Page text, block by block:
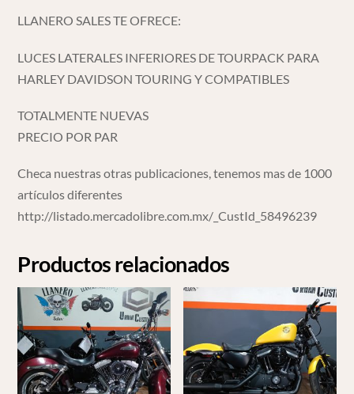
LLANERO SALES TE OFRECE:
LUCES LATERALES INFERIORES DE TOURPACK PARA
HARLEY DAVIDSON TOURING Y COMPATIBLES
TOTALMENTE NUEVAS
PRECIO POR PAR
Checa nuestras otras publicaciones, tenemos mas de 1000
artículos diferentes
http://listado.mercadolibre.com.mx/_CustId_58496239
Productos relacionados